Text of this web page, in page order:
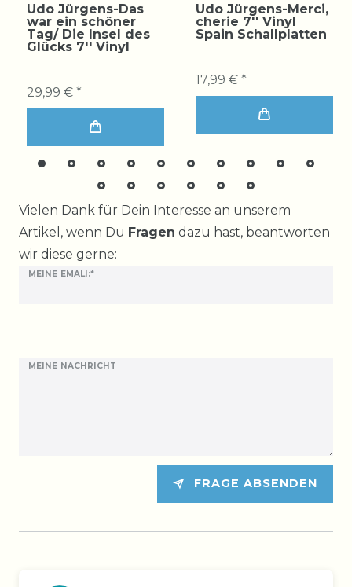
Udo Jürgens-Das
war ein schöner
Tag/ Die Insel des
Glücks 7'' Vinyl
29,99 € *
Udo Jürgens-Merci,
cherie 7'' Vinyl
Spain Schallplatten
17,99 € *
Vielen Dank für Dein Interesse an unserem
Artikel, wenn Du Fragen dazu hast, beantworten
wir diese gerne:
MEINE EMALI:*
MEINE NACHRICHT
Ceres::Template.mailFormHoneypotLabel
FRAGE ABSENDEN